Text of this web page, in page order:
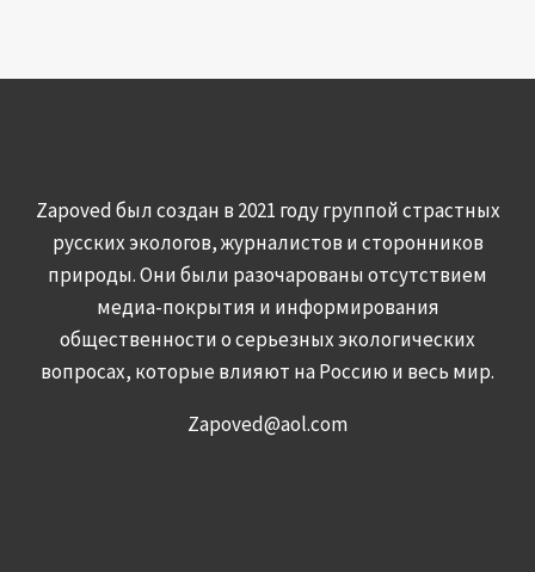
Zapoved был создан в 2021 году группой страстных
русских экологов, журналистов и сторонников
природы. Они были разочарованы отсутствием
медиа-покрытия и информирования
общественности о серьезных экологических
вопросах, которые влияют на Россию и весь мир.
Zapoved@aol.com